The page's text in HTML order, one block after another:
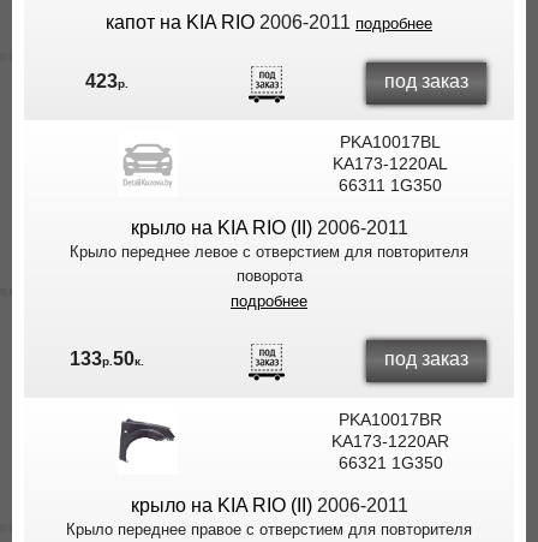
капот на KIA RIO 2006-2011 подробнее
423р. под заказ
PKA10017BL
KA173-1220AL
66311 1G350
крыло на KIA RIO (II)2006-2011
Крыло переднее левое с отверстием для повторителя
поворота
подробнее
133р. 50к. под заказ
PKA10017BR
KA173-1220AR
66321 1G350
крыло на KIA RIO (II)2006-2011
Крыло переднее правое с отверстием для повторителя